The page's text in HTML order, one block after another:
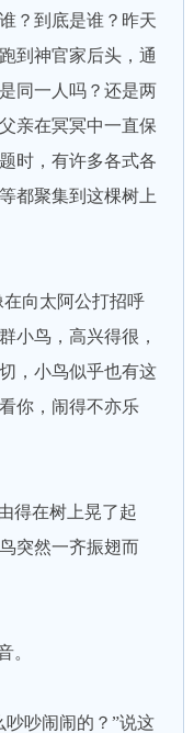
？到底是谁？昨天
到神官家后头，通
同一人吗？还是两
亲在冥冥中一直保
时，有许多各式各
都聚集到这棵树上
向太阿公打招呼
小鸟，高兴得很，
，小鸟似乎也有这
你，闹得不亦乐
得在树上晃了起
突然一齐振翅而
。
吵闹闹的？”说这